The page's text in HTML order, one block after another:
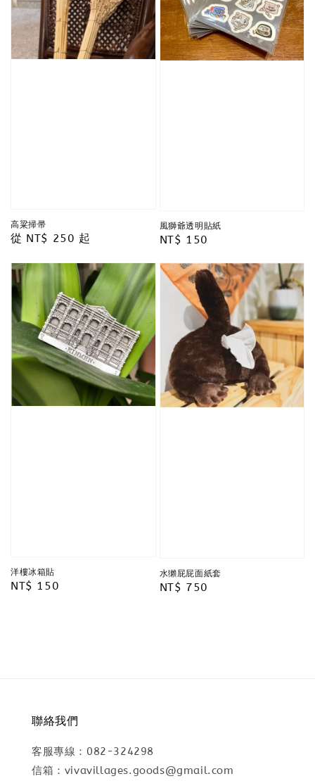
高粱掃帚
Regular
從 NT$ 250 起
風獅爺透明貼紙
Regular
NT$ 150
洋樓冰箱貼
Regular
NT$ 150
水獺屁屁面紙套
Regular
NT$ 750
聯絡我們
客服專線：082-324298
信箱：vivavillages.goods@gmail.com